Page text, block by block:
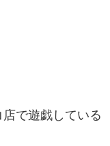
で遊戯している